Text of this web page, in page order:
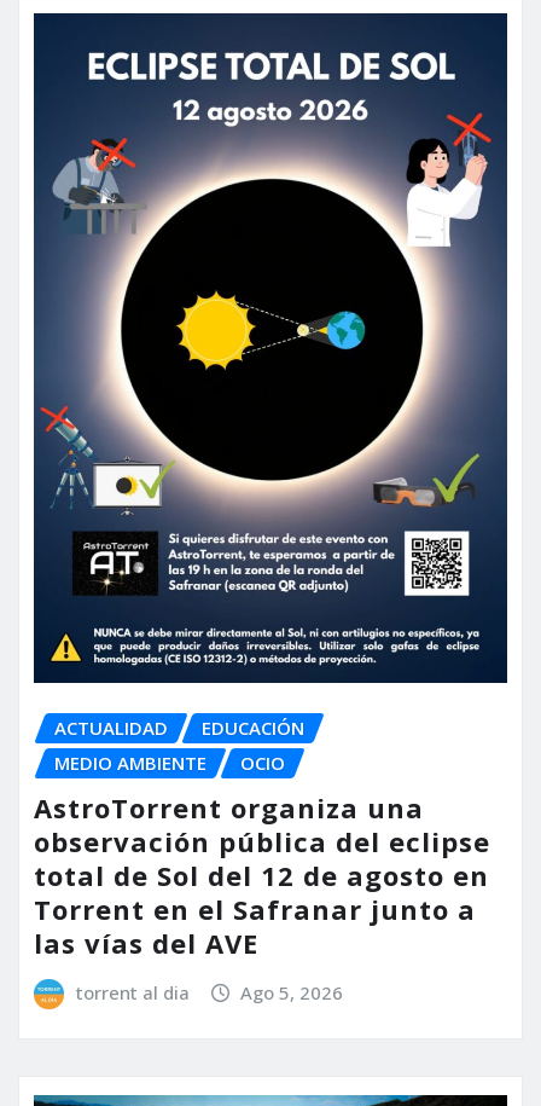
ACTUALIDAD
EDUCACIÓN
MEDIO AMBIENTE
OCIO
AstroTorrent organiza una
observación pública del eclipse
total de Sol del 12 de agosto en
Torrent en el Safranar junto a
las vías del AVE
torrent al dia Ago 5, 2026